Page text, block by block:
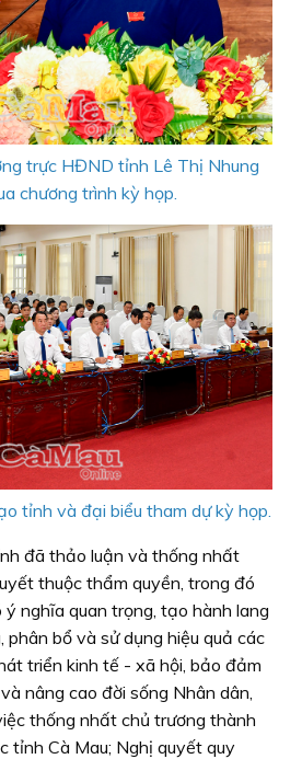
trực HĐND tỉnh Lê Thị Nhung
chương trình kỳ họp.
tỉnh và đại biểu tham dự kỳ họp.
đã thảo luận và thống nhất
thuộc thẩm quyền, trong đó
nghĩa quan trọng, tạo hành lang
phân bổ và sử dụng hiệu quả các
triển kinh tế - xã hội, bảo đảm
nâng cao đời sống Nhân dân,
thống nhất chủ trương thành
tỉnh Cà Mau; Nghị quyết quy